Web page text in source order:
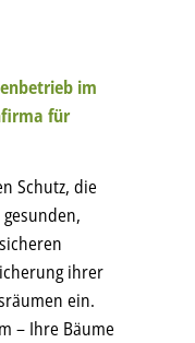
im
für
Schutz, die
ihrer
ein.
– Ihre Bäume